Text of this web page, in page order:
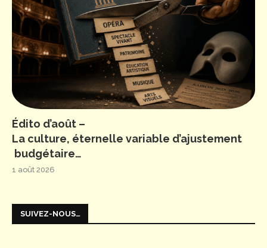
Édito d’août –
La culture, éternelle variable d’ajustement
budgétaire…
1 août 2026
SUIVEZ-NOUS…